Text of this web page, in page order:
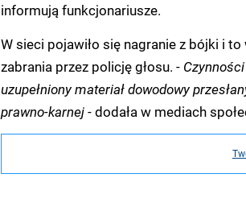
informują funkcjonariusze.
W sieci pojawiło się nagranie z bójki i
zabrania przez policję głosu. -
uzupełniony materiał dowodowy
prawno-karnej- dodała w mediach